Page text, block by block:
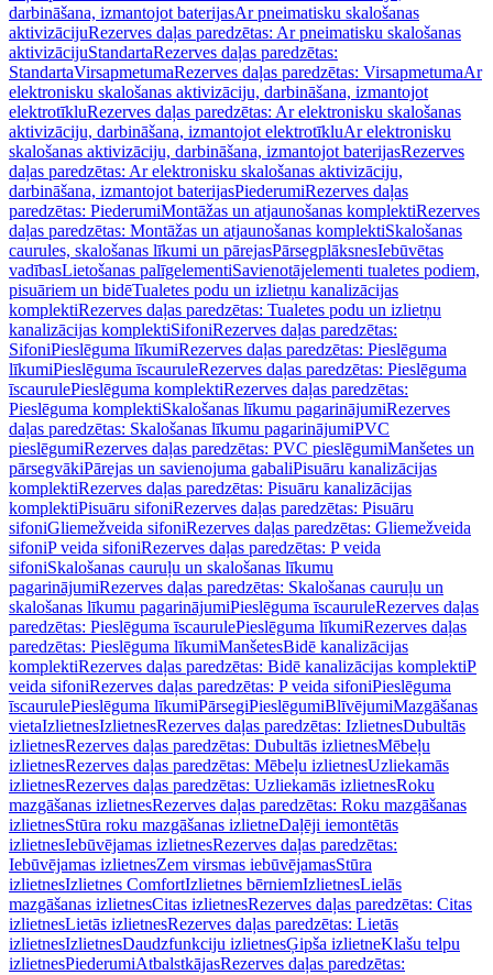
darbināšana, izmantojot baterijasAr pneimatisku skalošanas
aktivizācijuRezerves daļas paredzētas: Ar pneimatisku skalošanas
aktivizācijuStandartaRezerves daļas paredzētas:
StandartaVirsapmetumaRezerves daļas paredzētas: VirsapmetumaAr
elektronisku skalošanas aktivizāciju, darbināšana, izmantojot
elektrotīkluRezerves daļas paredzētas: Ar elektronisku skalošanas
aktivizāciju, darbināšana, izmantojot elektrotīkluAr elektronisku
skalošanas aktivizāciju, darbināšana, izmantojot baterijasRezerves
daļas paredzētas: Ar elektronisku skalošanas aktivizāciju,
darbināšana, izmantojot baterijasPiederumiRezerves daļas
paredzētas: PiederumiMontāžas un atjaunošanas komplektiRezerves
daļas paredzētas: Montāžas un atjaunošanas komplektiSkalošanas
caurules, skalošanas līkumi un pārejasPārsegplāksnesIebūvētas
vadībasLietošanas palīgelementiSavienotājelementi tualetes podiem,
pisuāriem un bidēTualetes podu un izlietņu kanalizācijas
komplektiRezerves daļas paredzētas: Tualetes podu un izlietņu
kanalizācijas komplektiSifoniRezerves daļas paredzētas:
SifoniPieslēguma līkumiRezerves daļas paredzētas: Pieslēguma
līkumiPieslēguma īscauruleRezerves daļas paredzētas: Pieslēguma
īscaurulePieslēguma komplektiRezerves daļas paredzētas:
Pieslēguma komplektiSkalošanas līkumu pagarinājumiRezerves
daļas paredzētas: Skalošanas līkumu pagarinājumiPVC
pieslēgumiRezerves daļas paredzētas: PVC pieslēgumiManšetes un
pārsegvākiPārejas un savienojuma gabaliPisuāru kanalizācijas
komplektiRezerves daļas paredzētas: Pisuāru kanalizācijas
komplektiPisuāru sifoniRezerves daļas paredzētas: Pisuāru
sifoniGliemežveida sifoniRezerves daļas paredzētas: Gliemežveida
sifoniP veida sifoniRezerves daļas paredzētas: P veida
sifoniSkalošanas cauruļu un skalošanas līkumu
pagarinājumiRezerves daļas paredzētas: Skalošanas cauruļu un
skalošanas līkumu pagarinājumiPieslēguma īscauruleRezerves daļas
paredzētas: Pieslēguma īscaurulePieslēguma līkumiRezerves daļas
paredzētas: Pieslēguma līkumiManšetesBidē kanalizācijas
komplektiRezerves daļas paredzētas: Bidē kanalizācijas komplektiP
veida sifoniRezerves daļas paredzētas: P veida sifoniPieslēguma
īscaurulePieslēguma līkumiPārsegiPieslēgumiBlīvējumiMazgāšanas
vietaIzlietnesIzlietnesRezerves daļas paredzētas: IzlietnesDubultās
izlietnesRezerves daļas paredzētas: Dubultās izlietnesMēbeļu
izlietnesRezerves daļas paredzētas: Mēbeļu izlietnesUzliekamās
izlietnesRezerves daļas paredzētas: Uzliekamās izlietnesRoku
mazgāšanas izlietnesRezerves daļas paredzētas: Roku mazgāšanas
izlietnesStūra roku mazgāšanas izlietneDaļēji iemontētās
izlietnesIebūvējamas izlietnesRezerves daļas paredzētas:
Iebūvējamas izlietnesZem virsmas iebūvējamasStūra
izlietnesIzlietnes ComfortIzlietnes bērniemIzlietnesLielās
mazgāšanas izlietnesCitas izlietnesRezerves daļas paredzētas: Citas
izlietnesLietās izlietnesRezerves daļas paredzētas: Lietās
izlietnesIzlietnesDaudzfunkciju izlietnesĢipša izlietneKlašu telpu
izlietnesPiederumiAtbalstkājasRezerves daļas paredzētas: